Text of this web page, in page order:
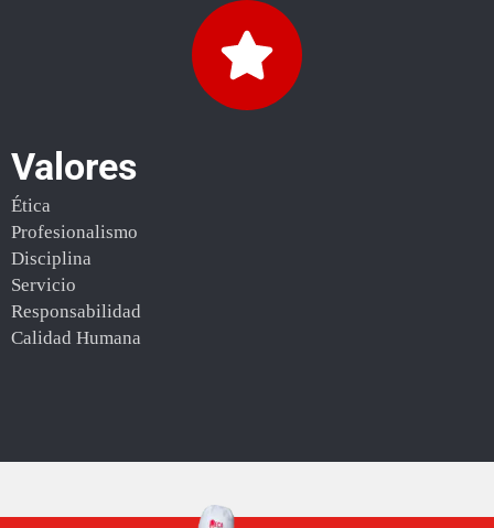
Valores
Ética
Profesionalismo
Disciplina
Servicio
Responsabilidad
Calidad Humana